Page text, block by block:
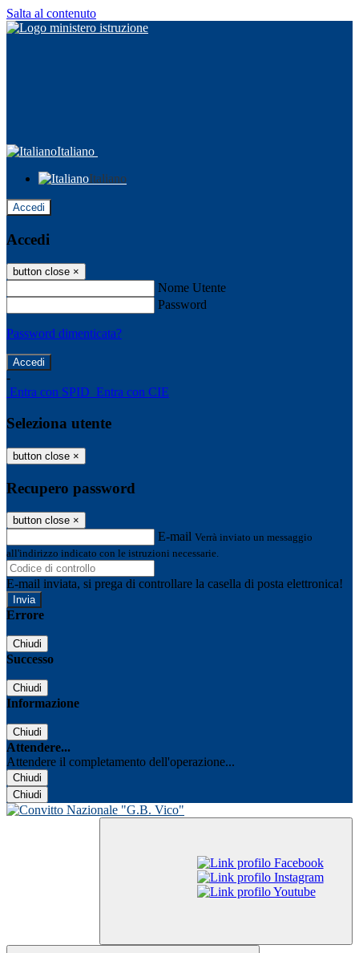
Salta al contenuto
Italiano
Italiano
Accedi
Accedi
button close ×
Nome Utente
Password
Password dimenticata?
-
Entra con SPID Entra con CIE
Seleziona utente
button close ×
Recupero password
button close ×
E-mail Verrà inviato un messaggio
all'indirizzo indicato con le istruzioni necessarie.
E-mail inviata, si prega di controllare la casella di posta elettronica!
Errore
Chiudi
Successo
Chiudi
Informazione
Chiudi
Attendere...
Attendere il completamento dell'operazione...
Chiudi
Chiudi